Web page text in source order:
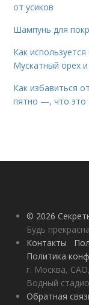
от усиков
Шампунь для
Как
Мускатный орех
Как избавиться
пятно —, что это
© 2026
Будь
Контакты
Политика
г. Москва,
Водный
Обратная